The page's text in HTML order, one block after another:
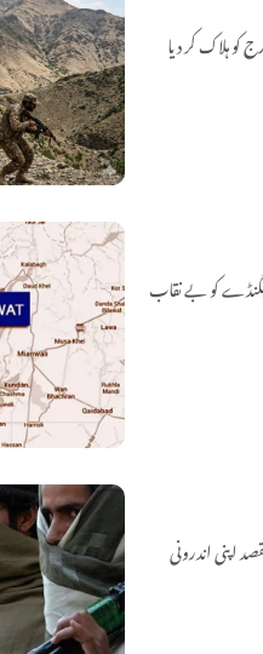
ردالفتنہ 3 کے تحت مختلف اضلاع میں انٹیلی جنس بیسڈ کارروائیاں کرتے ہوئے 15 خوارج کو ہلاک کر دیا
کو بے نقاب
مقصد اپنی اندرونی